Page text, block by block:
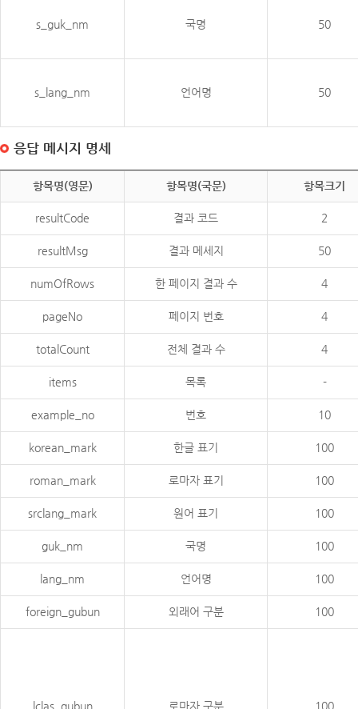
s_guk_nm 국명 50
s_lang_nm 언어명 50
응답 메시지 명세
항목명(영문) 항목명(국문) 항목크기
resultCode 결과 코드 2
resultMsg 결과 메세지 50
numOfRows 한 페이지 결과 수 4
pageNo 페이지 번호 4
totalCount 전체 결과 수 4
items 목록 -
example_no 번호 10
korean_mark 한글 표기 100
roman_mark 로마자 표기 100
srclang_mark 원어 표기 100
guk_nm 국명 100
lang_nm 언어명 100
foreign_gubun 외래어 구분 100
lclas_gubun 로마자 구분 100